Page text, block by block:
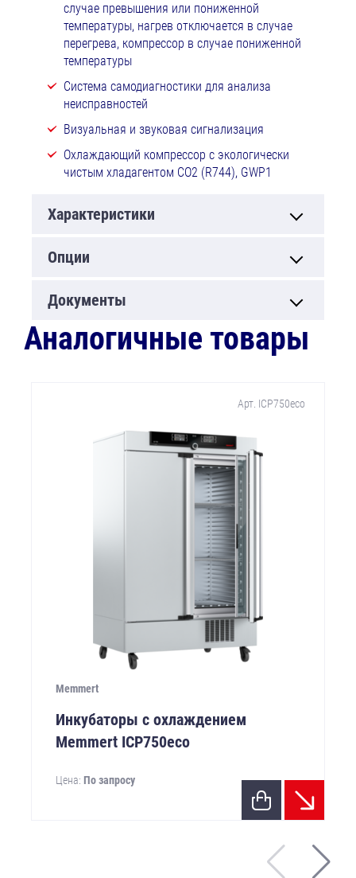
случае превышения или пониженной
температуры, нагрев отключается в случае
перегрева, компрессор в случае пониженной
температуры
Система самодиагностики для анализа
неисправностей
Визуальная и звуковая сигнализация
Охлаждающий компрессор с экологически
чистым хладагентом CO2 (R744), GWP1
Характеристики
Опции
Документы
Аналогичные товары
Арт. ICP750eco
Memmert
Инкубаторы с охлаждением
Memmert ICP750eco
Цена: По запросу